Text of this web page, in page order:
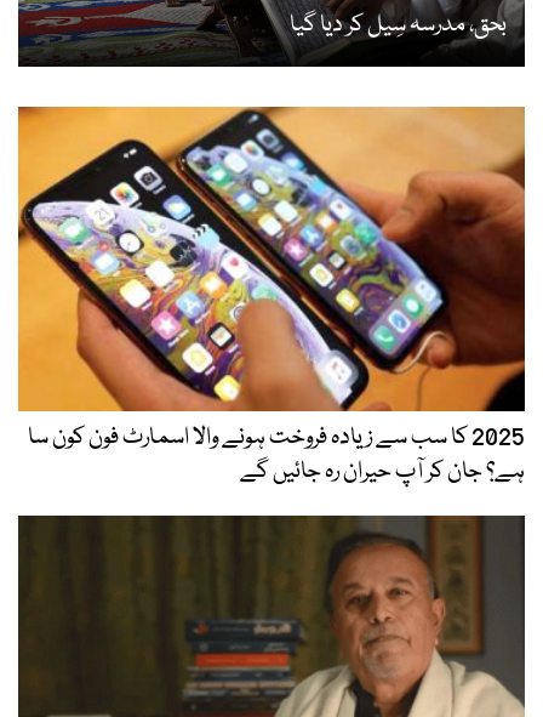
بحق، مدرسہ سِیل کر دیا گیا
2025 کا سب سے زیادہ فروخت ہونے والا اسمارٹ فون کون سا
ہے؟ جان کر آپ حیران رہ جائیں گے